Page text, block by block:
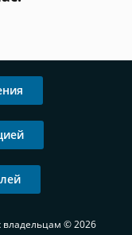
владельцам © 2026